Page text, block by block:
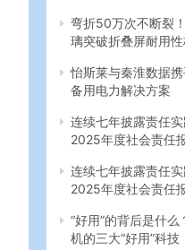
弯折50万次不断裂
璃突破折叠屏耐用
怡斯莱与秦淮数据
备用电力解决方案
连续七年披露责任
2025年度社会责任
连续七年披露责任
2025年度社会责任
“好用”的背后是什
机的三大“好用”科技